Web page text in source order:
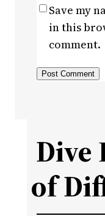
Save my
in this
comment.
Dive
of